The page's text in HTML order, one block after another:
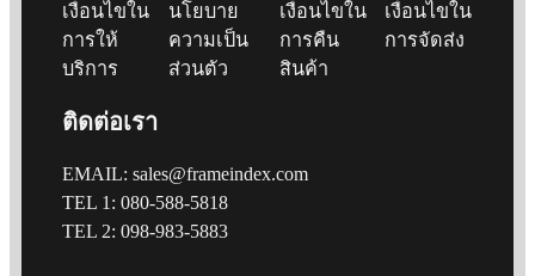
เงื่อนไขใน
การให้
บริการ
นโยบาย
ความเป็น
ส่วนตัว
เงื่อนไขใน
การคืน
สินค้า
เงื่อนไขใน
การจัดส่ง
ติดต่อเรา
EMAIL: sales@frameindex.com
TEL 1: 080-588-5818
TEL 2: 098-983-5883